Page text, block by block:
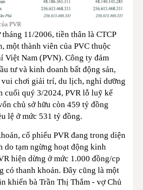
PVR
11/2006, tiền thân là CTCP
một thành viên của PVC thuộc
Việt Nam (PVN). Công ty đảm
tư và kinh doanh bất động sản,
vui chơi giải trí, du lịch, nghỉ dưỡng
cuối quý 3/2024, PVR lỗ luỹ kế
chủ sở hữu còn 459 tỷ đồng
lệ ở mức 531 tỷ đồng.
cổ phiếu PVR đang trong diện
do tạm ngừng hoạt động kinh
hiện dừng ở mức 1.000 đồng/cp
có thanh khoản. Đây cũng là một
khiến bà Trần Thị Thắm - vợ Chủ